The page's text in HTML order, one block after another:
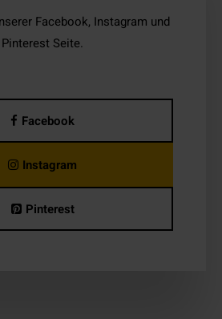
Facebook, Instagram und
Pinterest Seite.
Facebook
Instagram
Pinterest